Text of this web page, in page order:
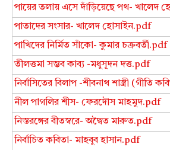
পায়ের তলায় এসে দাঁড়িয়েছে পথ- খালেদ
পাতাদের সংসার- খালেদ হোসাইন.pdf
পাখিদের নির্মিত সাঁকো- কুমার চক্রবর্তী.pdf
তীলত্তমা সম্ভব কাব্য -মধুসূদন দত্ত.pdf
নির্বাসিতের বিলাপ -শীবনাথ শাস্ত্রী (গীতি
নীল পাগলির শীস- ফেরদৌস মাহমুদ.pdf
নিস্তরঙ্গের বীতস্বরে- অদ্বৈত মারুত.pdf
নির্বাচিত কবিতা- মাহবুব হাসান.pdf